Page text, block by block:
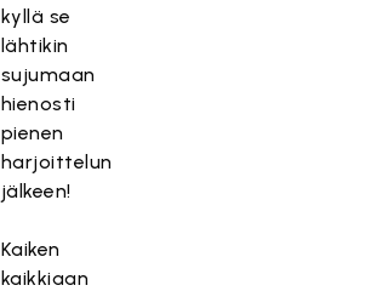
kyllä se
lähtikin
sujumaan
hienosti
pienen
harjoittelun
jälkeen!
Kaiken
kaikkiaan